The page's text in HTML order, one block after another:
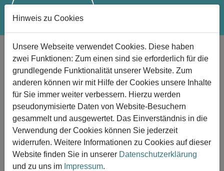
Trauerbegleitung finden
Suchen Sie jemand bestimmten?
Wo suchen Sie?
Suchen
Hinweis zu Cookies
Unsere Webseite verwendet Cookies. Diese haben
zwei Funktionen: Zum einen sind sie erforderlich für die
grundlegende Funktionalität unserer Website. Zum
anderen können wir mit Hilfe der Cookies unsere Inhalte
für Sie immer weiter verbessern. Hierzu werden
pseudonymisierte Daten von Website-Besuchern
gesammelt und ausgewertet. Das Einverständnis in die
Verwendung der Cookies können Sie jederzeit
widerrufen. Weitere Informationen zu Cookies auf dieser
Website finden Sie in unserer Datenschutzerklärung
und zu uns im Impressum.